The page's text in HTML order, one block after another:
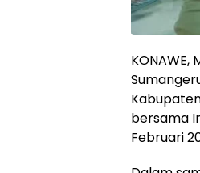
bersama
Februari